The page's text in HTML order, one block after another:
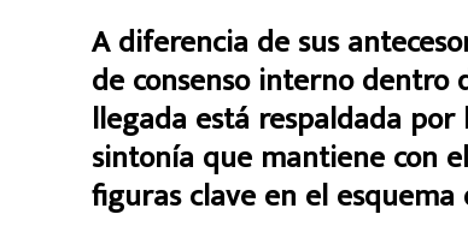
A diferencia de sus
de consenso interno dentro
llegada está respaldada
sintonía que mantiene con
figuras clave en el esquema